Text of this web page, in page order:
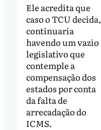
Ele acredita que
caso o TCU decida,
continuaria
havendo um vazio
legislativo que
contemple a
compensação dos
estados por conta
da falta de
arrecadação do
ICMS.